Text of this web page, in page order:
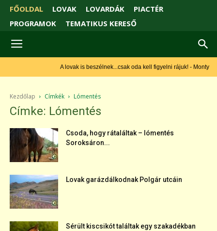
FŐOLDAL LOVAK LOVARDÁK
PIACTÉR
PROGRAMOK
TEMATIKUS KERESŐ
A lovak is beszélnek...csak oda kell figyelni rájuk! - Monty Roberts
Kezdőlap Címkék Lómentés
Címke: Lómentés
Csoda, hogy rátaláltak – lómentés
Soroksáron...
Lovak garázdálkodnak Polgár utcáin
Sérült kiscsikót találtak egy szakadékban